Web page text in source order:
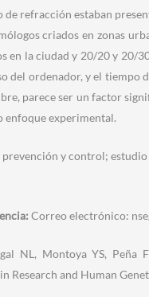
de refracción estaban
criados en zonas
en la ciudad y 20/20 y 20/
del ordenador, y el
parece ser un factor
enfoque experimental.
y control; estudio
Correo electrónico:
NL, Montoya YS, Peña
Research and Human